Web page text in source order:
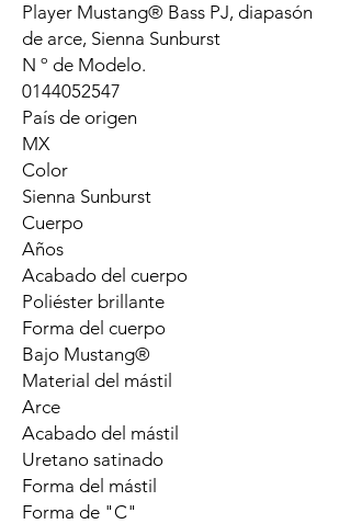
Player Mustang® Bass PJ, diapasón
de arce, Sienna Sunburst
N º de Modelo.
0144052547
País de origen
MX
Color
Sienna Sunburst
Cuerpo
Años
Acabado del cuerpo
Poliéster brillante
Forma del cuerpo
Bajo Mustang®
Material del mástil
Arce
Acabado del mástil
Uretano satinado
Forma del mástil
Forma de "C"